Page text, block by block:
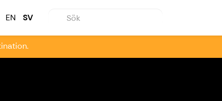
EN SV